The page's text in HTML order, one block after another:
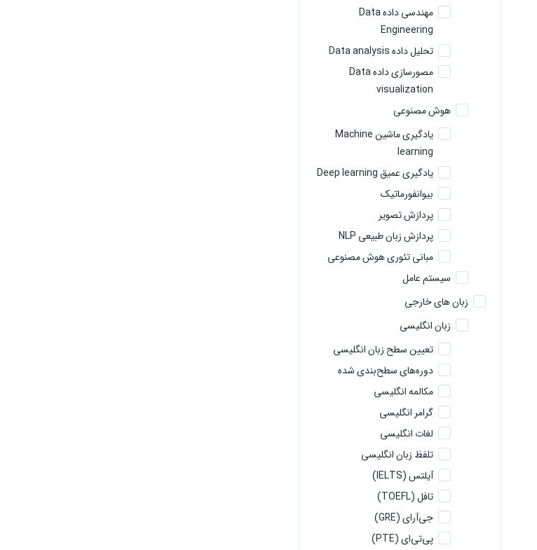
مهندسی داده Data
Engineering
تحلیل داده Data analysis
مصورسازی داده Data
visualization
هوش مصنوعی
یادگیری ماشین Machine
learning
یادگیری عمیق Deep learning
بیوانفورماتیک
پردازش تصویر
پردازش زبان طبیعی NLP
مبانی تئوری هوش مصنوعی
سیستم عامل
زبان های خارجی
زبان انگلیسی
تعیین سطح زبان انگلیسی
دوره‌های سطح‌بندی شده
مکالمه انگلیسی
گرامر انگلیسی
لغات انگلیسی
تلفظ زبان انگلیسی
آیلتس (IELTS)
تافل (TOEFL)
جی‌آرای (GRE)
پی‌تی‌ای (PTE)